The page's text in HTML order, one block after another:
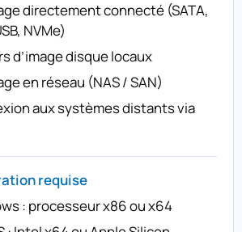
directement connecté (SATA,
NVMe)
d’image disque locaux
en réseau (NAS / SAN)
aux systèmes distants via
requise
: processeur x86 ou x64